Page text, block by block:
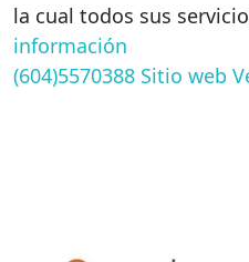
la cual todos sus
información
(604)5570388 Sitio web